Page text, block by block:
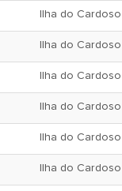
Ilha do Cardoso
Ilha do Cardoso
Ilha do Cardoso
Ilha do Cardoso
Ilha do Cardoso
Ilha do Cardoso